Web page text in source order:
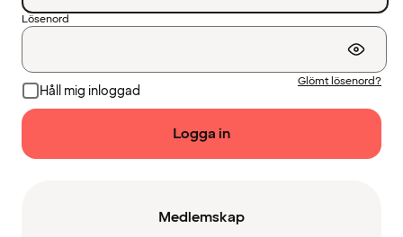
Lösenord
Håll mig inloggad
Glömt lösenord?
Logga in
Medlemskap